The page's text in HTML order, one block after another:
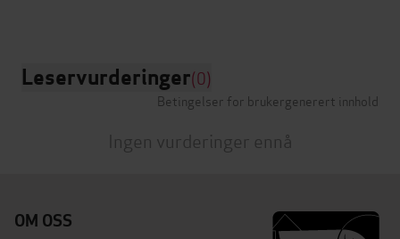
Leservurderinger(0)
Betingelser for brukergenerert innhold
Ingen vurderinger ennå
OM OSS